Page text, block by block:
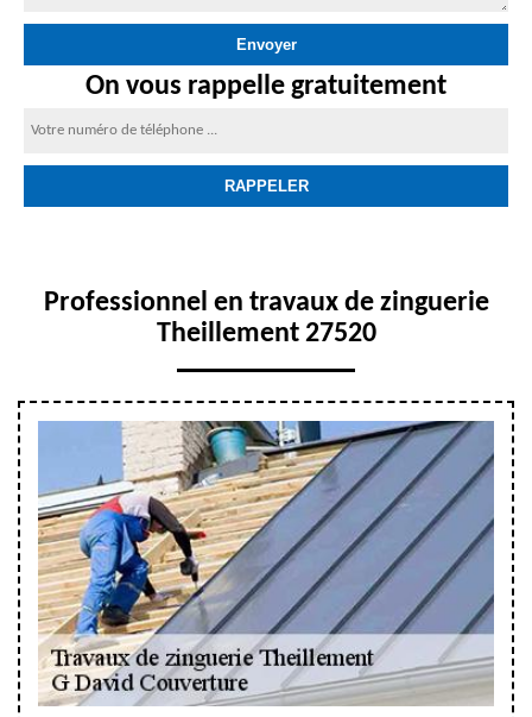
On vous rappelle gratuitement
Professionnel en travaux de zinguerie
Theillement 27520